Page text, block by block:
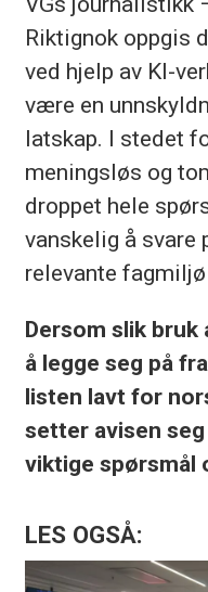
Riktignok oppgis
ved hjelp av KI-
være en
latskap. I stedet
meningsløs og
droppet hele
vanskelig å svare
relevante
Dersom slik bruk
å legge seg på
listen lavt for
setter avisen
viktige spørsmål
LES OGSÅ: